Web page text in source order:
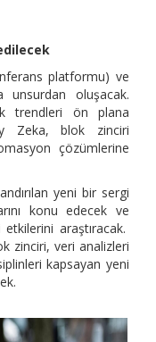
platformu) ve
oluşacak.
trendleri ön plana
Zeka, blok zinciri
çözümlerine
yeni bir sergi
konu edecek ve
araştıracak.
zinciri, veri analizleri
kapsayan yeni